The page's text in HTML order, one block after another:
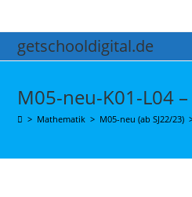
Inhalt
springen
getschooldigital.de
M05-neu-K01-L04
> Mathematik > M05-neu (ab SJ22/23)